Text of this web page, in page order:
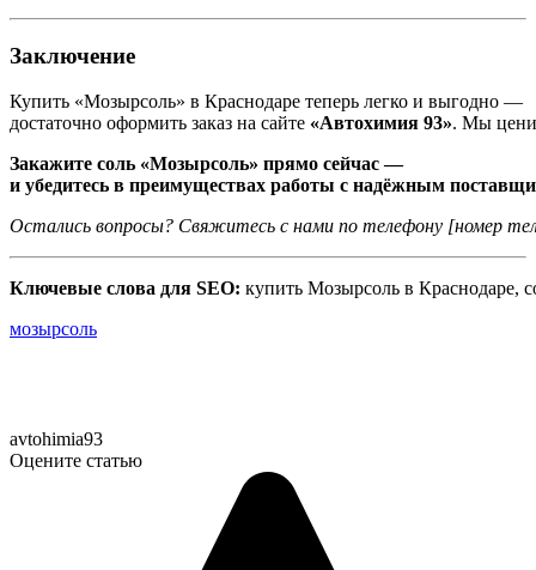
Заключение
Купить «Мозырсоль» в Краснодаре теперь легко и выгодно —
достаточно оформить заказ на сайте «Автохимия 93». Мы
Закажите соль «Мозырсоль» прямо сейчас—
и убедитесь в преимуществах работы с надёжным
Остались вопросы? Свяжитесь с нами по телефону [номер
Ключевые слова для SEO: купить Мозырсоль в Краснодаре,
мозырсоль
avtohimia93
Оцените статью